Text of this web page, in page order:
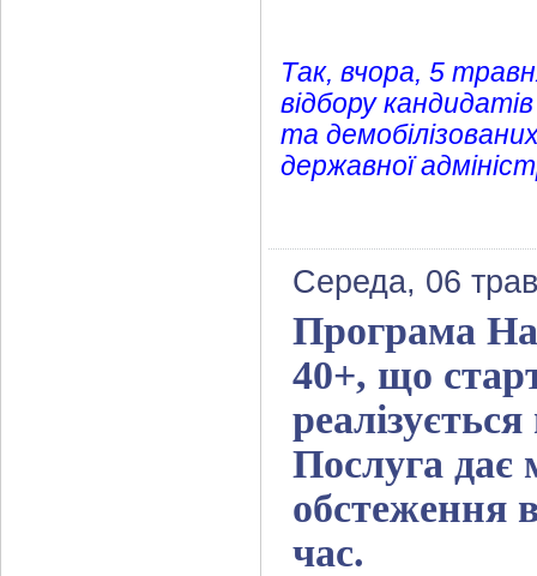
Так, вчора, 5
відбору
та
державної
Середа, 06
Програма
40+, що
Послуга дає
обстеження
час.